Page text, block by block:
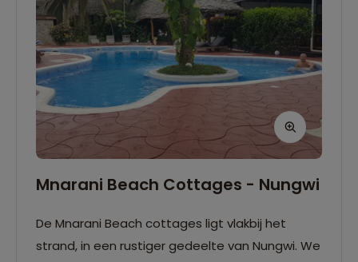
Mnarani Beach Cottages - Nungwi
De Mnarani Beach cottages ligt vlakbij het
strand, in een rustiger gedeelte van Nungwi. We